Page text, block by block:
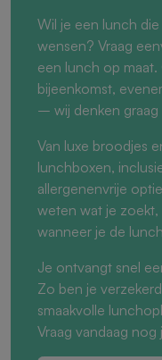
Wil je een lunch
wensen? Vraag
een lunch op
bijeenkomst,
– wij denken graag
Van luxe broodjes
lunchboxen,
allergenenvrije
weten wat je
wanneer je de
Je ontvangt snel
Zo ben je
smaakvolle
Vraag vandaag